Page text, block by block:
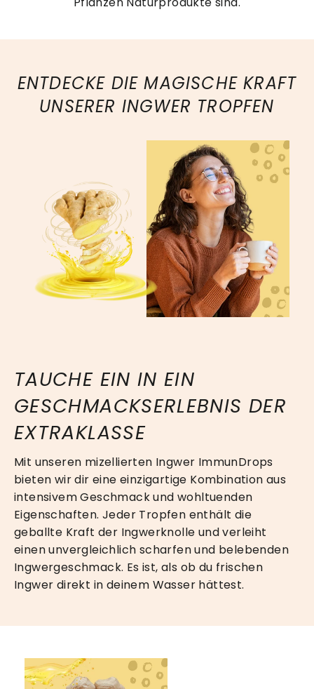
ENTDECKE DIE MAGISCHE KRAFT
UNSERER INGWER TROPFEN
TAUCHE EIN IN EIN
GESCHMACKSERLEBNIS DER
EXTRAKLASSE
Mit unseren mizellierten Ingwer ImmunDrops
bieten wir dir eine einzigartige Kombination aus
intensivem Geschmack und wohltuenden
Eigenschaften. Jeder Tropfen enthält die
geballte Kraft der Ingwerknolle und verleiht
einen unvergleichlich scharfen und belebenden
Ingwergeschmack. Es ist, als ob du frischen
Ingwer direkt in deinem Wasser hättest.